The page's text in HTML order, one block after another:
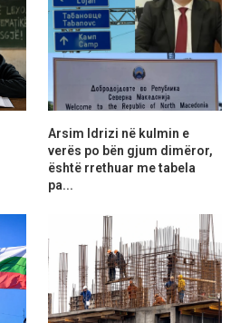
Arsim Idrizi në kulmin e
verës po bën gjum dimëror,
është rrethuar me tabela
pa...